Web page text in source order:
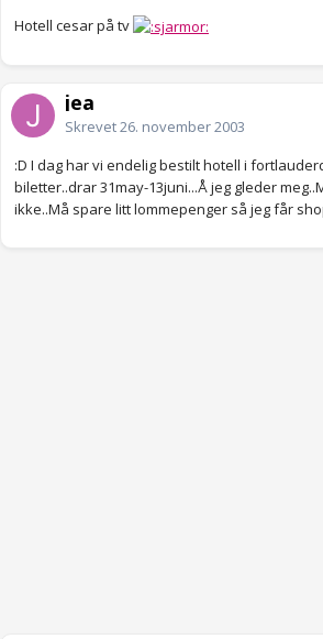
Hotell cesar på tv
jea
Skrevet26. november 2003
:D I dag har vi endelig bestilt hotell i
biletter..drar 31may-13juni...Å jeg gleder
ikke..Må spare litt lommepenger så jeg får